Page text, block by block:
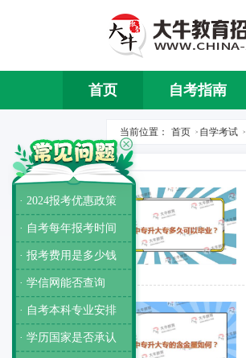
首页 自考指南
当前位置： 首页 > 自学考试 >
· 2024报考优惠政策
· 自考每年报考时间
· 报考费用是多少钱
· 学信网能否查询
· 自考本科专业安排
· 学历国家是否承认